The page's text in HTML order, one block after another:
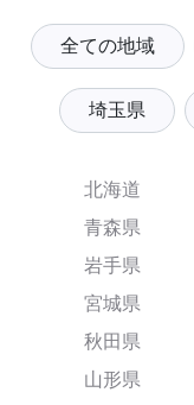
全ての地域
埼玉県
北海道
青森県
岩手県
宮城県
秋田県
山形県